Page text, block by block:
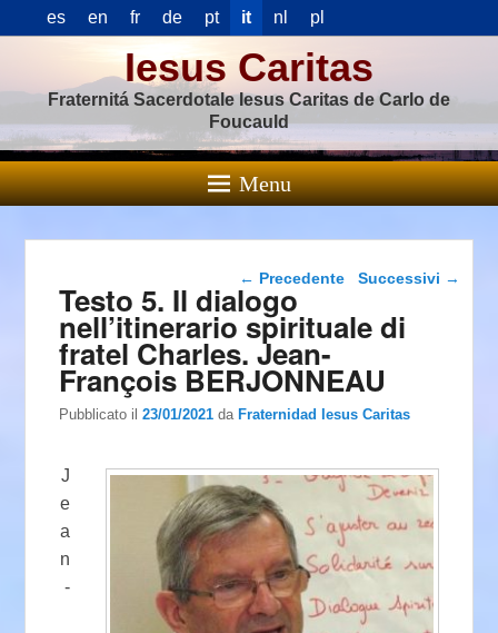
es en fr de pt it nl pl
Iesus Caritas
Fraternitá Sacerdotale Iesus Caritas de Carlo de
Foucauld
Menu
Navigazione articolo
← Precedente Successivi →
Testo 5. Il dialogo
nell’itinerario spirituale di
fratel Charles. Jean-
François BERJONNEAU
Pubblicato il23/01/2021 daFraternidad Iesus Caritas
J
e
a
n
-